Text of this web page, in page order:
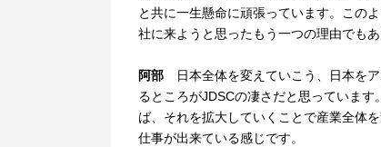
と共に一生懸命に頑張っています。この
社に来ようと思ったもう一つの理由でもあ
阿部
日本全体を変えていこう、日本を
るところがJDSCの凄さだと思っていま
ば、それを拡大していくことで産業全体
仕事が出来ている感じです。